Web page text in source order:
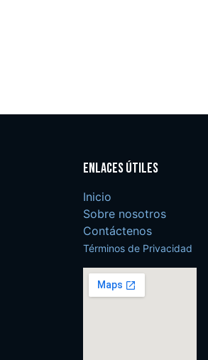
Enlaces útiles
Inicio
Sobre nosotros
Contáctenos
Términos de Privacidad